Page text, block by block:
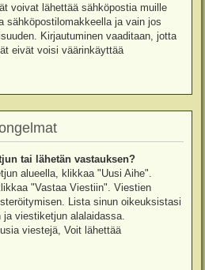
voivat lähettää sähköpostia muille
sähköpostilomakkeella ja vain jos
Kirjautuminen vaaditaan, jotta
eivät voisi väärinkäyttää
tai lähetän vastauksen?
alueella, klikkaa "Uusi Aihe".
"Vastaa Viestiin". Viestien
Lista sinun oikeuksistasi
ja viestiketjun alalaidassa.
viestejä, Voit lähettää